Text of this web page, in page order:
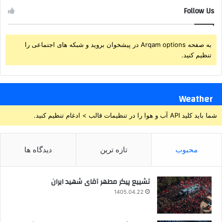
Follow Us
به صفحه Arqam options در پیشخوان بروید و شبکه های اجتماعی را
تنظیم کنید.
Weather
شما باید کلید API آب و هوا را در تنظیمات قالب > ادغام تنظیم کنید.
محبوب تازه ترین دیدگاه ها
تشییع پیکر مطهر آقای شهید ایران
1405.04.22